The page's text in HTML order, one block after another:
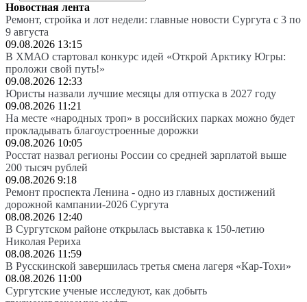
Новостная лента
Ремонт, стройка и лот недели: главные новости Сургута с 3 по
9 августа
09.08.2026 13:15
В ХМАО стартовал конкурс идей «Открой Арктику Югры:
проложи свой путь!»
09.08.2026 12:33
Юристы назвали лучшие месяцы для отпуска в 2027 году
09.08.2026 11:21
На месте «народных троп» в российских парках можно будет
прокладывать благоустроенные дорожки
09.08.2026 10:05
Росстат назвал регионы России со средней зарплатой выше
200 тысяч рублей
09.08.2026 9:18
Ремонт проспекта Ленина - одно из главных достижений
дорожной кампании-2026 Сургута
08.08.2026 12:40
В Сургутском районе открылась выставка к 150-летию
Николая Рериха
08.08.2026 11:59
В Русскинской завершилась третья смена лагеря «Кар-Тохи»
08.08.2026 11:00
Сургутские ученые исследуют, как добыть